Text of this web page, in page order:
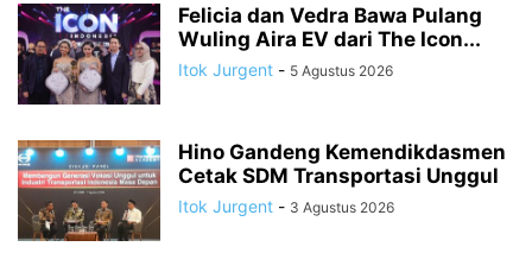
Felicia dan Vedra Bawa Pulang
Wuling Aira EV dari The Icon...
Itok Jurgent - 5 Agustus 2026
Hino Gandeng Kemendikdasmen
Cetak SDM Transportasi Unggul
Itok Jurgent - 3 Agustus 2026